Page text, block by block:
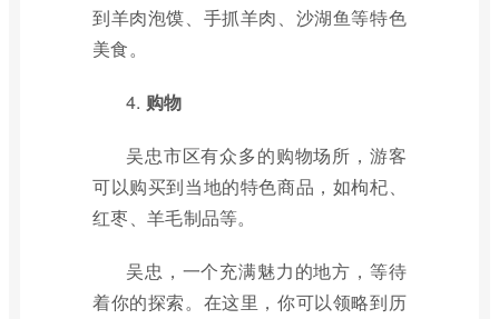
到羊肉泡馍、手抓羊肉、沙湖鱼等特色
美食。
4. 购物
吴忠市区有众多的购物场所，游客
可以购买到当地的特色商品，如枸杞、
红枣、羊毛制品等。
吴忠，一个充满魅力的地方，等待
着你的探索。在这里，你可以领略到历